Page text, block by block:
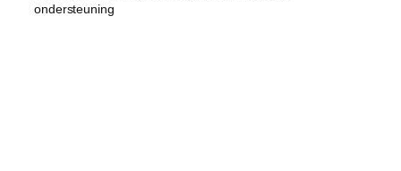
ondersteuning